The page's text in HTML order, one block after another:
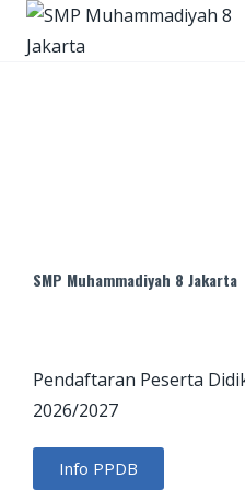
SMP Muhammadiyah 8 Jakarta
Pendaftaran Peserta
2026/2027
Info PPDB